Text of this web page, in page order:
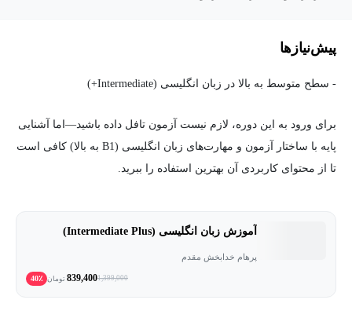
پیش‌نیاز‌ها
- سطح متوسط به بالا در زبان انگلیسی (Intermediate+)
برای ورود به این دوره، لازم نیست آزمون تافل داده باشید—اما آشنایی
پایه با ساختار آزمون و مهارت‌های زبان انگلیسی (B1 به بالا) کافی است
تا از محتوای کاربردی آن بهترین استفاده را ببرید.
آموزش زبان انگلیسی (Intermediate Plus)
پرهام خدابخش مقدم
1,399,000
839,400 تومان 40٪